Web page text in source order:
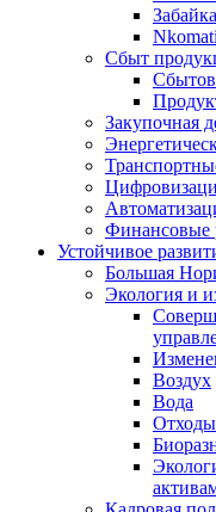
Nkomati
Сбыт
Закупочная
Финансовые
Устойчивое
Большая
Экология и
Воздух
Вода